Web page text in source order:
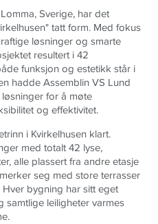
Sverige, har det
tatt form. Med fokus
løsninger og smarte
resultert i 42
funksjon og estetikk står i
hadde Assemblin VS Lund
for å møte
og effektivitet.
i Kvirkelhusen klart.
med totalt 42 lyse,
alle plassert fra andre etasje
seg med store terrasser
bygning har sitt eget
samtlige leiligheter varmes